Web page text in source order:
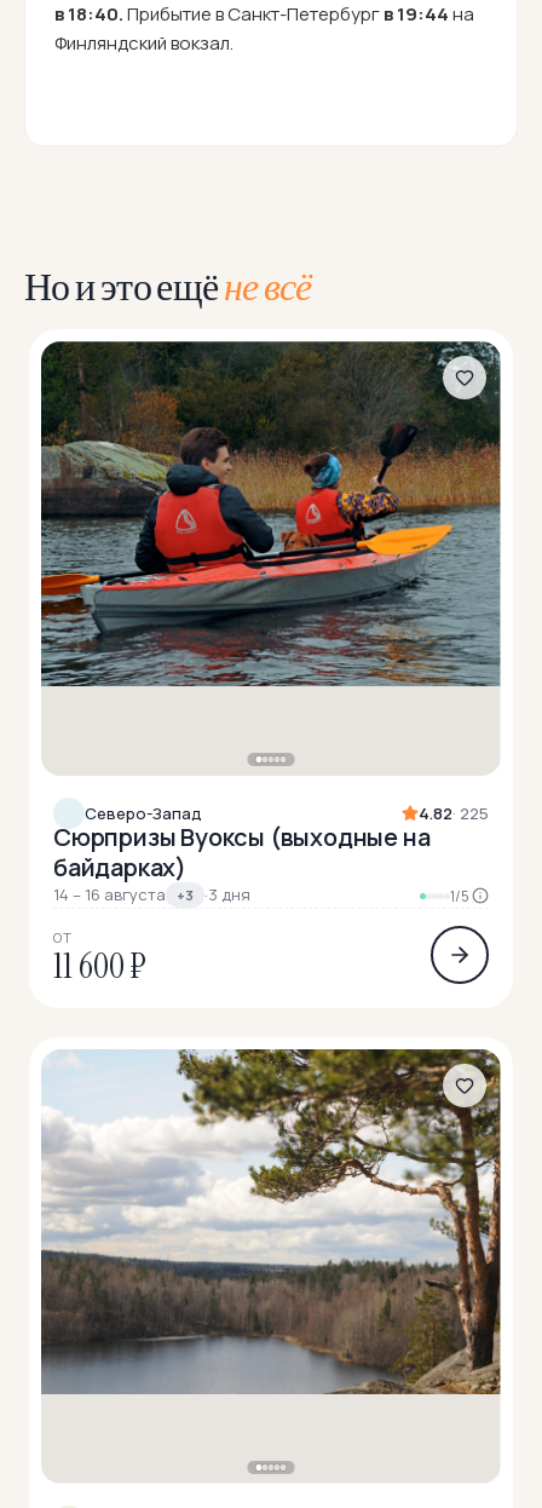
в 18:40.Прибытие в Санкт-Петербургв 19:44на
Финляндский вокзал.
Но и это ещёне всё
Северо-Запад 4.82· 225
Сюрпризы Вуоксы (выходные на
байдарках)
14 – 16 августа +3 ·3 дня 1/5
ОТ
11 600 ₽